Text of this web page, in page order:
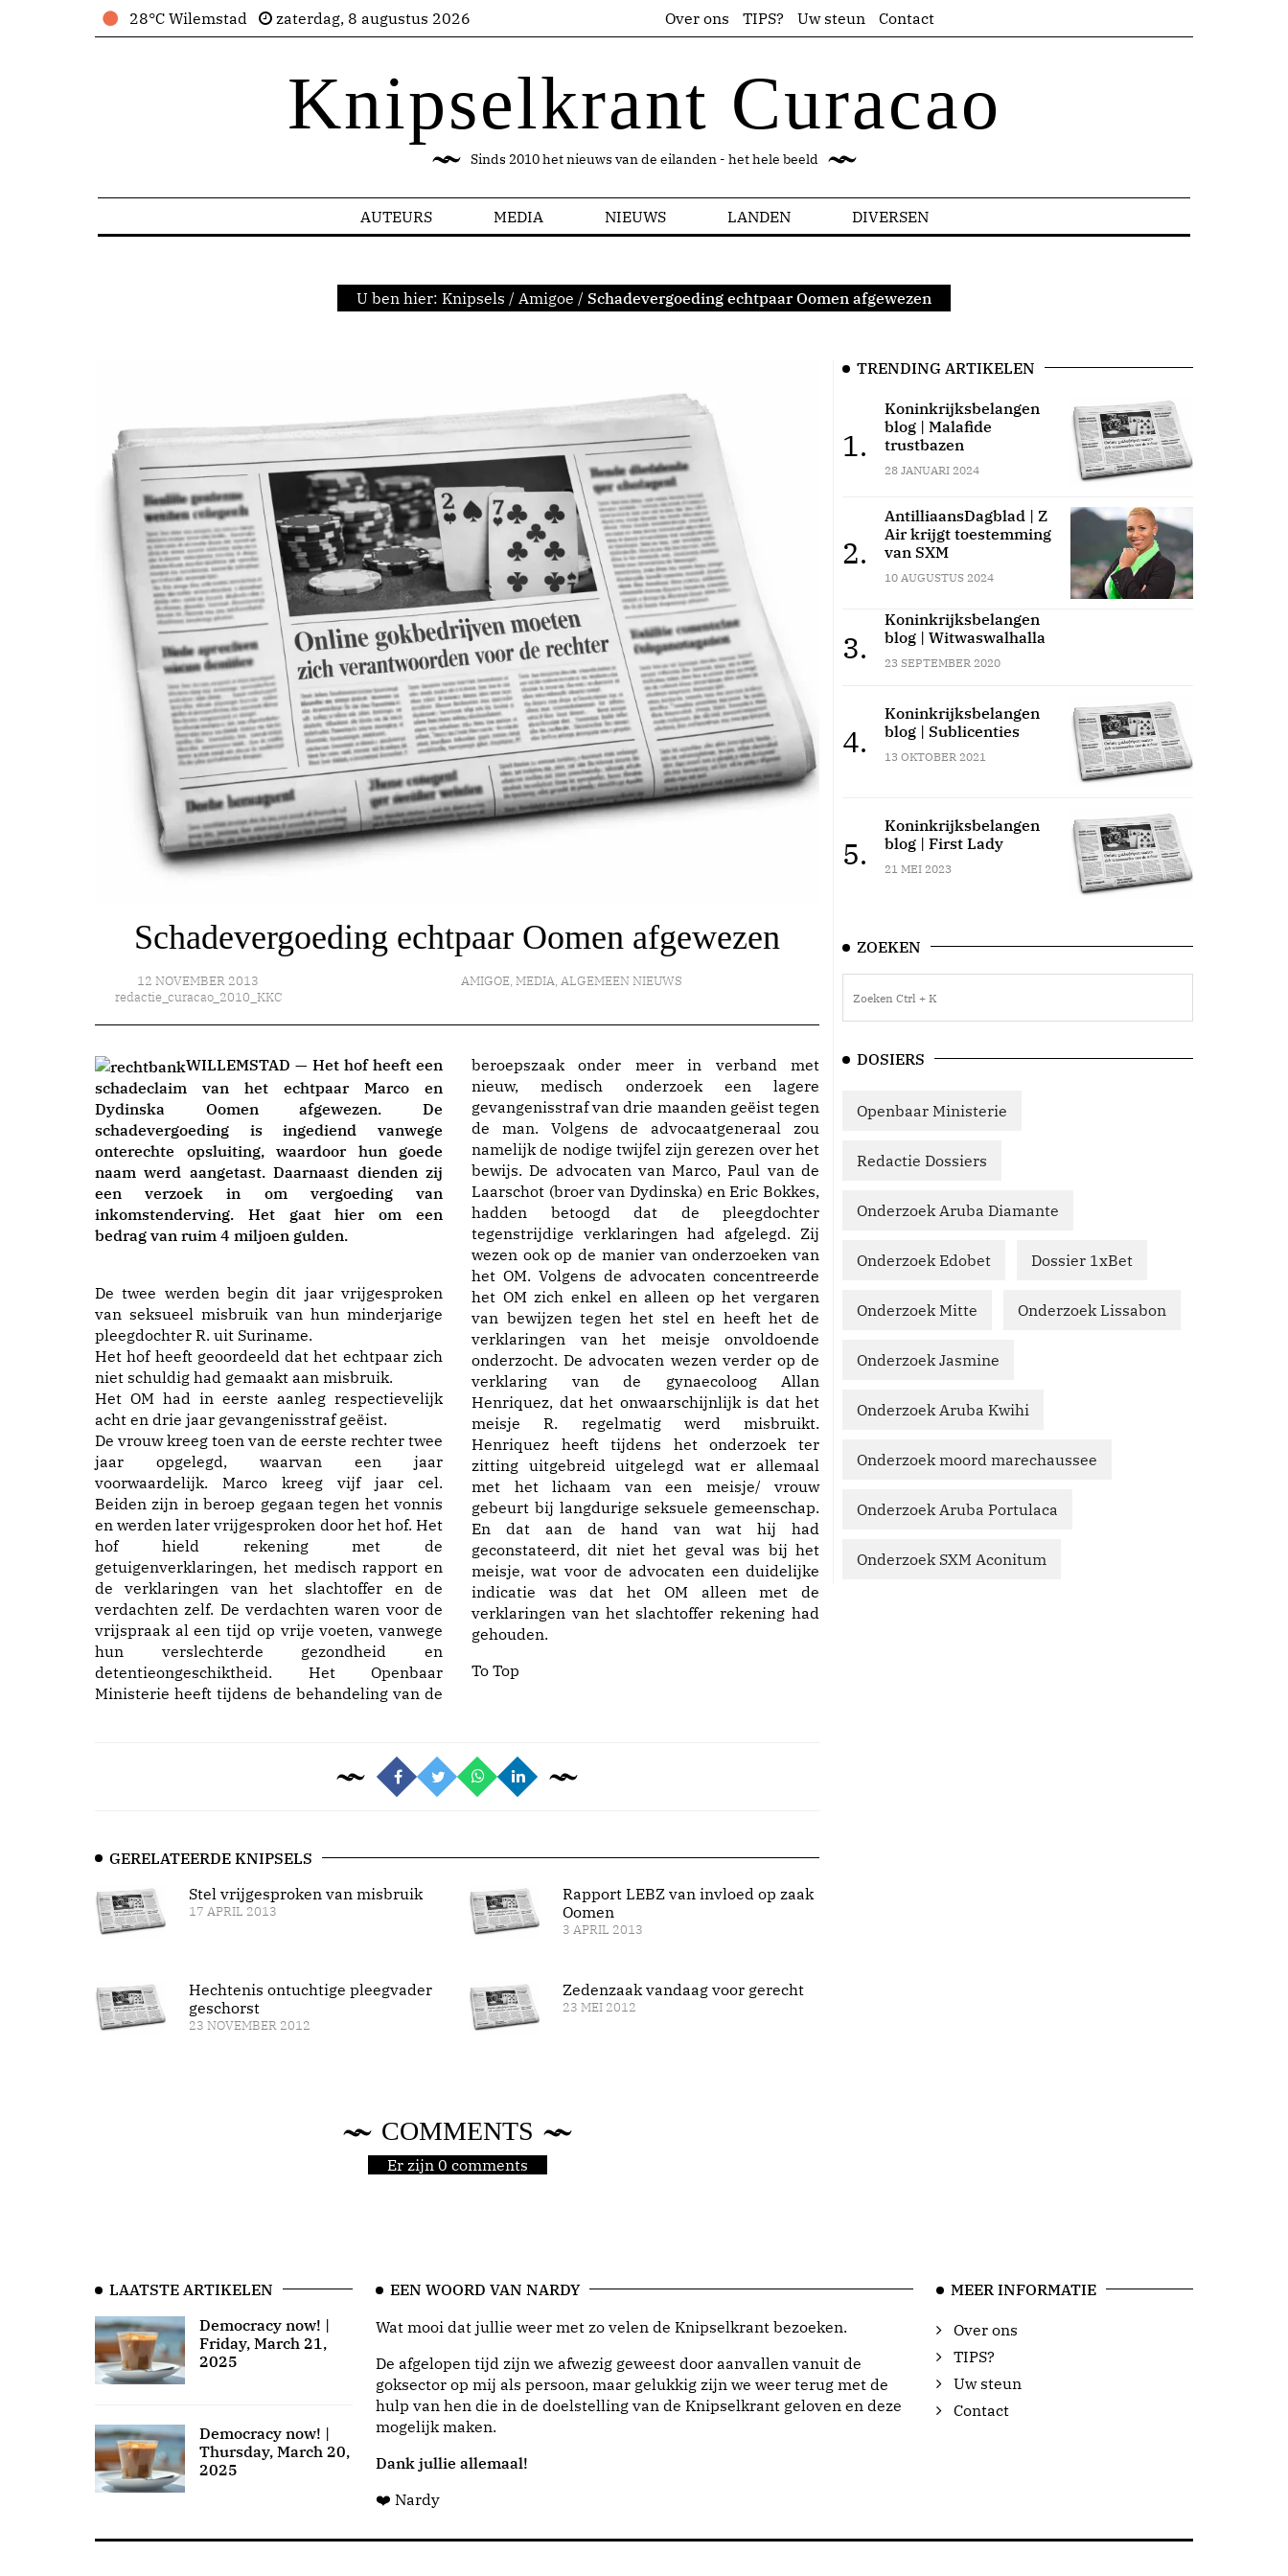
28°C Wilemstad zaterdag, 8 augustus 2026 Over ons TIPS? Uw steun Contact
Knipselkrant Curacao
Sinds 2010 het nieuws van de eilanden - het hele beeld
AUTEURS MEDIA NIEUWS LANDEN DIVERSEN
U ben hier: Knipsels / Amigoe / Schadevergoeding echtpaar Oomen afgewezen
Schadevergoeding echtpaar Oomen afgewezen
12 NOVEMBER 2013
redactie_curacao_2010_KKC
AMIGOE,MEDIA,ALGEMEEN NIEUWS
WILLEMSTAD — Het hof heeft een
schadeclaim van het echtpaar Marco en
Dydinska Oomen afgewezen. De
schadevergoeding is ingediend vanwege
onterechte opsluiting, waardoor hun goede
naam werd aangetast. Daarnaast dienden zij
een verzoek in om vergoeding van
inkomstenderving. Het gaat hier om een
bedrag van ruim 4 miljoen gulden.
De twee werden begin dit jaar vrijgesproken
van seksueel misbruik van hun minderjarige
pleegdochter R. uit Suriname.
Het hof heeft geoordeeld dat het echtpaar zich
niet schuldig had gemaakt aan misbruik.
Het OM had in eerste aanleg respectievelijk
acht en drie jaar gevangenisstraf geëist.
De vrouw kreeg toen van de eerste rechter twee
jaar opgelegd, waarvan een jaar
voorwaardelijk. Marco kreeg vijf jaar cel.
Beiden zijn in beroep gegaan tegen het vonnis
en werden later vrijgesproken door het hof. Het
hof hield rekening met de
getuigenverklaringen, het medisch rapport en
de verklaringen van het slachtoffer en de
verdachten zelf. De verdachten waren voor de
vrijspraak al een tijd op vrije voeten, vanwege
hun verslechterde gezondheid en
detentieongeschiktheid. Het Openbaar
Ministerie heeft tijdens de behandeling van de
beroepszaak onder meer in verband met
nieuw, medisch onderzoek een lagere
gevangenisstraf van drie maanden geëist tegen
de man. Volgens de advocaatgeneraal zou
namelijk de nodige twijfel zijn gerezen over het
bewijs. De advocaten van Marco, Paul van de
Laarschot (broer van Dydinska) en Eric Bokkes,
hadden betoogd dat de pleegdochter
tegenstrijdige verklaringen had afgelegd. Zij
wezen ook op de manier van onderzoeken van
het OM. Volgens de advocaten concentreerde
het OM zich enkel en alleen op het vergaren
van bewijzen tegen het stel en heeft het de
verklaringen van het meisje onvoldoende
onderzocht. De advocaten wezen verder op de
verklaring van de gynaecoloog Allan
Henriquez, dat het onwaarschijnlijk is dat het
meisje R. regelmatig werd misbruikt.
Henriquez heeft tijdens het onderzoek ter
zitting uitgebreid uitgelegd wat er allemaal
met het lichaam van een meisje/ vrouw
gebeurt bij langdurige seksuele gemeenschap.
En dat aan de hand van wat hij had
geconstateerd, dit niet het geval was bij het
meisje, wat voor de advocaten een duidelijke
indicatie was dat het OM alleen met de
verklaringen van het slachtoffer rekening had
gehouden.
To Top
GERELATEERDE KNIPSELS
Stel vrijgesproken van misbruik
17 APRIL 2013
Hechtenis ontuchtige pleegvader
geschorst
23 NOVEMBER 2012
Rapport LEBZ van invloed op zaak
Oomen
3 APRIL 2013
Zedenzaak vandaag voor gerecht
23 MEI 2012
COMMENTS
Er zijn 0 comments
TRENDING ARTIKELEN
1.
Koninkrijksbelangen
blog | Malafide
trustbazen
28 JANUARI 2024
2.
AntilliaansDagblad | Z
Air krijgt toestemming
van SXM
10 AUGUSTUS 2024
3.
Koninkrijksbelangen
blog | Witwaswalhalla
23 SEPTEMBER 2020
4.
Koninkrijksbelangen
blog | Sublicenties
13 OKTOBER 2021
5.
Koninkrijksbelangen
blog | First Lady
21 MEI 2023
ZOEKEN
DOSIERS
Openbaar Ministerie
Redactie Dossiers
Onderzoek Aruba Diamante
Onderzoek Edobet Dossier 1xBet
Onderzoek Mitte Onderzoek Lissabon
Onderzoek Jasmine
Onderzoek Aruba Kwihi
Onderzoek moord marechaussee
Onderzoek Aruba Portulaca
Onderzoek SXM Aconitum
LAATSTE ARTIKELEN
Democracy now! |
Friday, March 21,
2025
Democracy now! |
Thursday, March 20,
2025
EEN WOORD VAN NARDY
Wat mooi dat jullie weer met zo velen de Knipselkrant bezoeken.
De afgelopen tijd zijn we afwezig geweest door aanvallen vanuit de
goksector op mij als persoon, maar gelukkig zijn we weer terug met de
hulp van hen die in de doelstelling van de Knipselkrant geloven en deze
mogelijk maken.
Dank jullie allemaal!
❤️ Nardy
MEER INFORMATIE
Over ons
TIPS?
Uw steun
Contact